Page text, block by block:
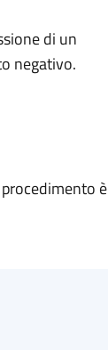
di un
negativo.
è